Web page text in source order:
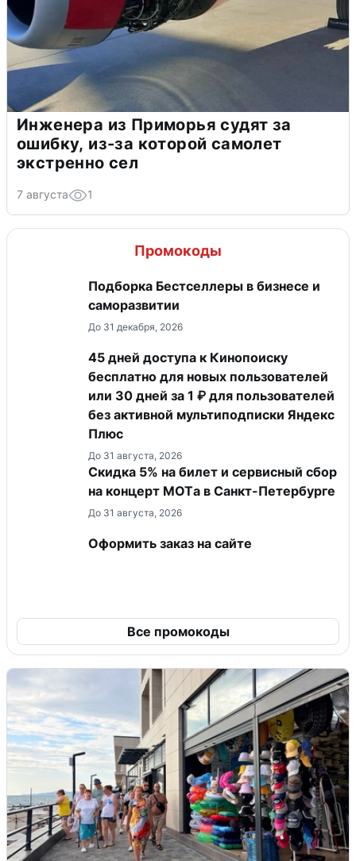
Инженера из Приморья судят за
ошибку, из-за которой самолет
экстренно сел
7 августа 1
Промокоды
Подборка Бестселлеры в бизнесе и
саморазвитии
До 31 декабря, 2026
45 дней доступа к Кинопоиску
бесплатно для новых пользователей
или 30 дней за 1 ₽ для пользователей
без активной мультиподписки Яндекс
Плюс
До 31 августа, 2026
Скидка 5% на билет и сервисный сбор
на концерт MOTа в Санкт-Петербурге
До 31 августа, 2026
Оформить заказ на сайте
Все промокоды